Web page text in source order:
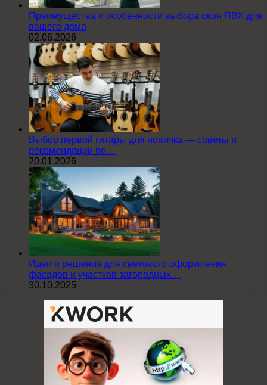
Преимущества и особенности выбора окон ПВХ для
вашего дома
02.06.2026
Выбор первой гитары для новичка — советы и
рекомендации по…
20.01.2026
Идеи и решения для светового оформления
фасадов и участков загородных…
30.10.2025